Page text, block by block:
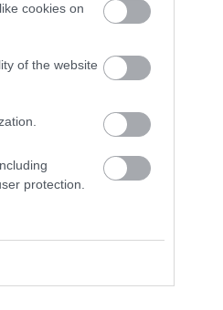
cookies on
of the website
protection.
a
új